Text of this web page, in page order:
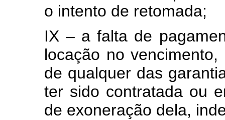
o intento de retomada;
IX – a falta de
locação no
de qualquer das
ter sido contratada ou
de exoneração dela,